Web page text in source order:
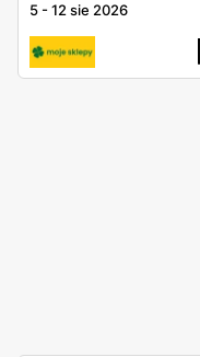
5 -12 sie 2026